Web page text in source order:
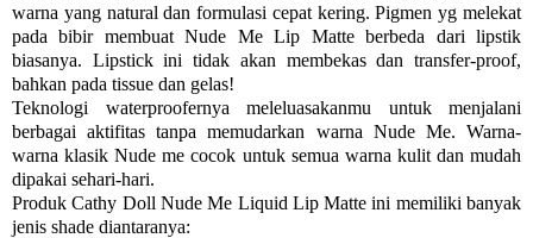
warna yang natural dan formulasi cepat kering. Pigmen yg melekat
pada bibir membuat Nude Me Lip Matte berbeda dari lipstik
biasanya. Lipstick ini tidak akan membekas dan transfer-proof,
bahkan pada tissue dan gelas!
Teknologi waterproofernya meleluasakanmu untuk menjalani
berbagai aktifitas tanpa memudarkan warna Nude Me. Warna-
warna klasik Nude me cocok untuk semua warna kulit dan mudah
dipakai sehari-hari.
Produk Cathy Doll Nude Me Liquid Lip Matte ini memiliki banyak
jenis shade diantaranya: